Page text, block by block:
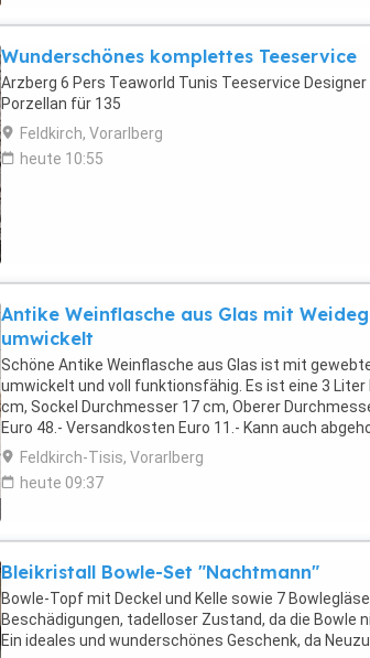
Wunderschönes komplettes Teeservice
Arzberg 6 Pers Teaworld Tunis Teeservice Designer
Porzellan für 135
Feldkirch, Vorarlberg
heute 10:55
Antike Weinflasche aus Glas mit
umwickelt
Schöne Antike Weinflasche aus Glas ist mit
umwickelt und voll funktionsfähig. Es ist eine 3 Liter
cm, Sockel Durchmesser 17 cm, Oberer
Euro 48.- Versandkosten Euro 11.- Kann auch
Feldkirch-Tisis, Vorarlberg
heute 09:37
Bleikristall Bowle-Set "Nachtmann"
Bowle-Topf mit Deckel und Kelle sowie 7
Beschädigungen, tadelloser Zustand, da die Bowle
Ein ideales und wunderschönes Geschenk, da